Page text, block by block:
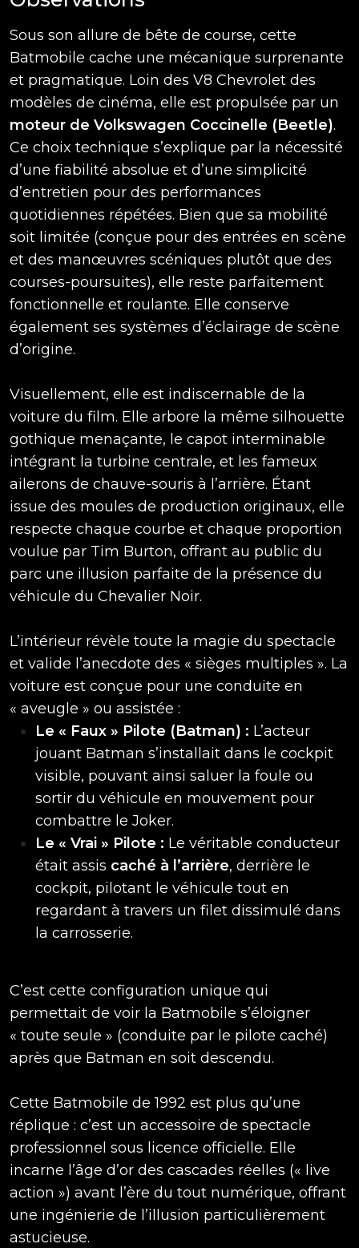
Sous son allure de bête de course, cette
Batmobile cache une mécanique surprenante
et pragmatique. Loin des V8 Chevrolet des
modèles de cinéma, elle est propulsée par un
moteur de Volkswagen Coccinelle (Beetle).
Ce choix technique s’explique par la nécessité
d’une fiabilité absolue et d’une simplicité
d’entretien pour des performances
quotidiennes répétées. Bien que sa mobilité
soit limitée (conçue pour des entrées en scène
et des manœuvres scéniques plutôt que des
courses-poursuites), elle reste parfaitement
fonctionnelle et roulante. Elle conserve
également ses systèmes d’éclairage de scène
d’origine.
Visuellement, elle est indiscernable de la
voiture du film. Elle arbore la même silhouette
gothique menaçante, le capot interminable
intégrant la turbine centrale, et les fameux
ailerons de chauve-souris à l’arrière. Étant
issue des moules de production originaux, elle
respecte chaque courbe et chaque proportion
voulue par Tim Burton, offrant au public du
parc une illusion parfaite de la présence du
véhicule du Chevalier Noir.
L’intérieur révèle toute la magie du spectacle
et valide l’anecdote des « sièges multiples ». La
voiture est conçue pour une conduite en
« aveugle » ou assistée :
Le « Faux » Pilote (Batman) : L’acteur
jouant Batman s’installait dans le cockpit
visible, pouvant ainsi saluer la foule ou
sortir du véhicule en mouvement pour
combattre le Joker.
Le « Vrai » Pilote : Le véritable conducteur
était assis caché à l’arrière, derrière le
cockpit, pilotant le véhicule tout en
regardant à travers un filet dissimulé dans
la carrosserie.
C’est cette configuration unique qui
permettait de voir la Batmobile s’éloigner
« toute seule » (conduite par le pilote caché)
après que Batman en soit descendu.
Cette Batmobile de 1992 est plus qu’une
réplique : c’est un accessoire de spectacle
professionnel sous licence officielle. Elle
incarne l’âge d’or des cascades réelles (« live
action ») avant l’ère du tout numérique, offrant
une ingénierie de l’illusion particulièrement
astucieuse.